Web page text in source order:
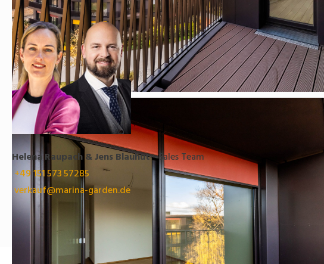
Helena Raupach & Jens Blauhut- Sales Team
+49 151 573 57285
verkauf@marina-garden.de